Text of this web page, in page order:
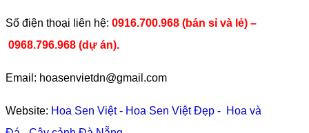
​Số điện thoại liên hệ: 0916.700.968 (bán sỉ và lẻ) –
0968.796.968 (dự án).
Email: hoasenvietdn@gmail.com
Website: Hoa Sen Việt- Hoa Sen Việt Đẹp - Hoa và